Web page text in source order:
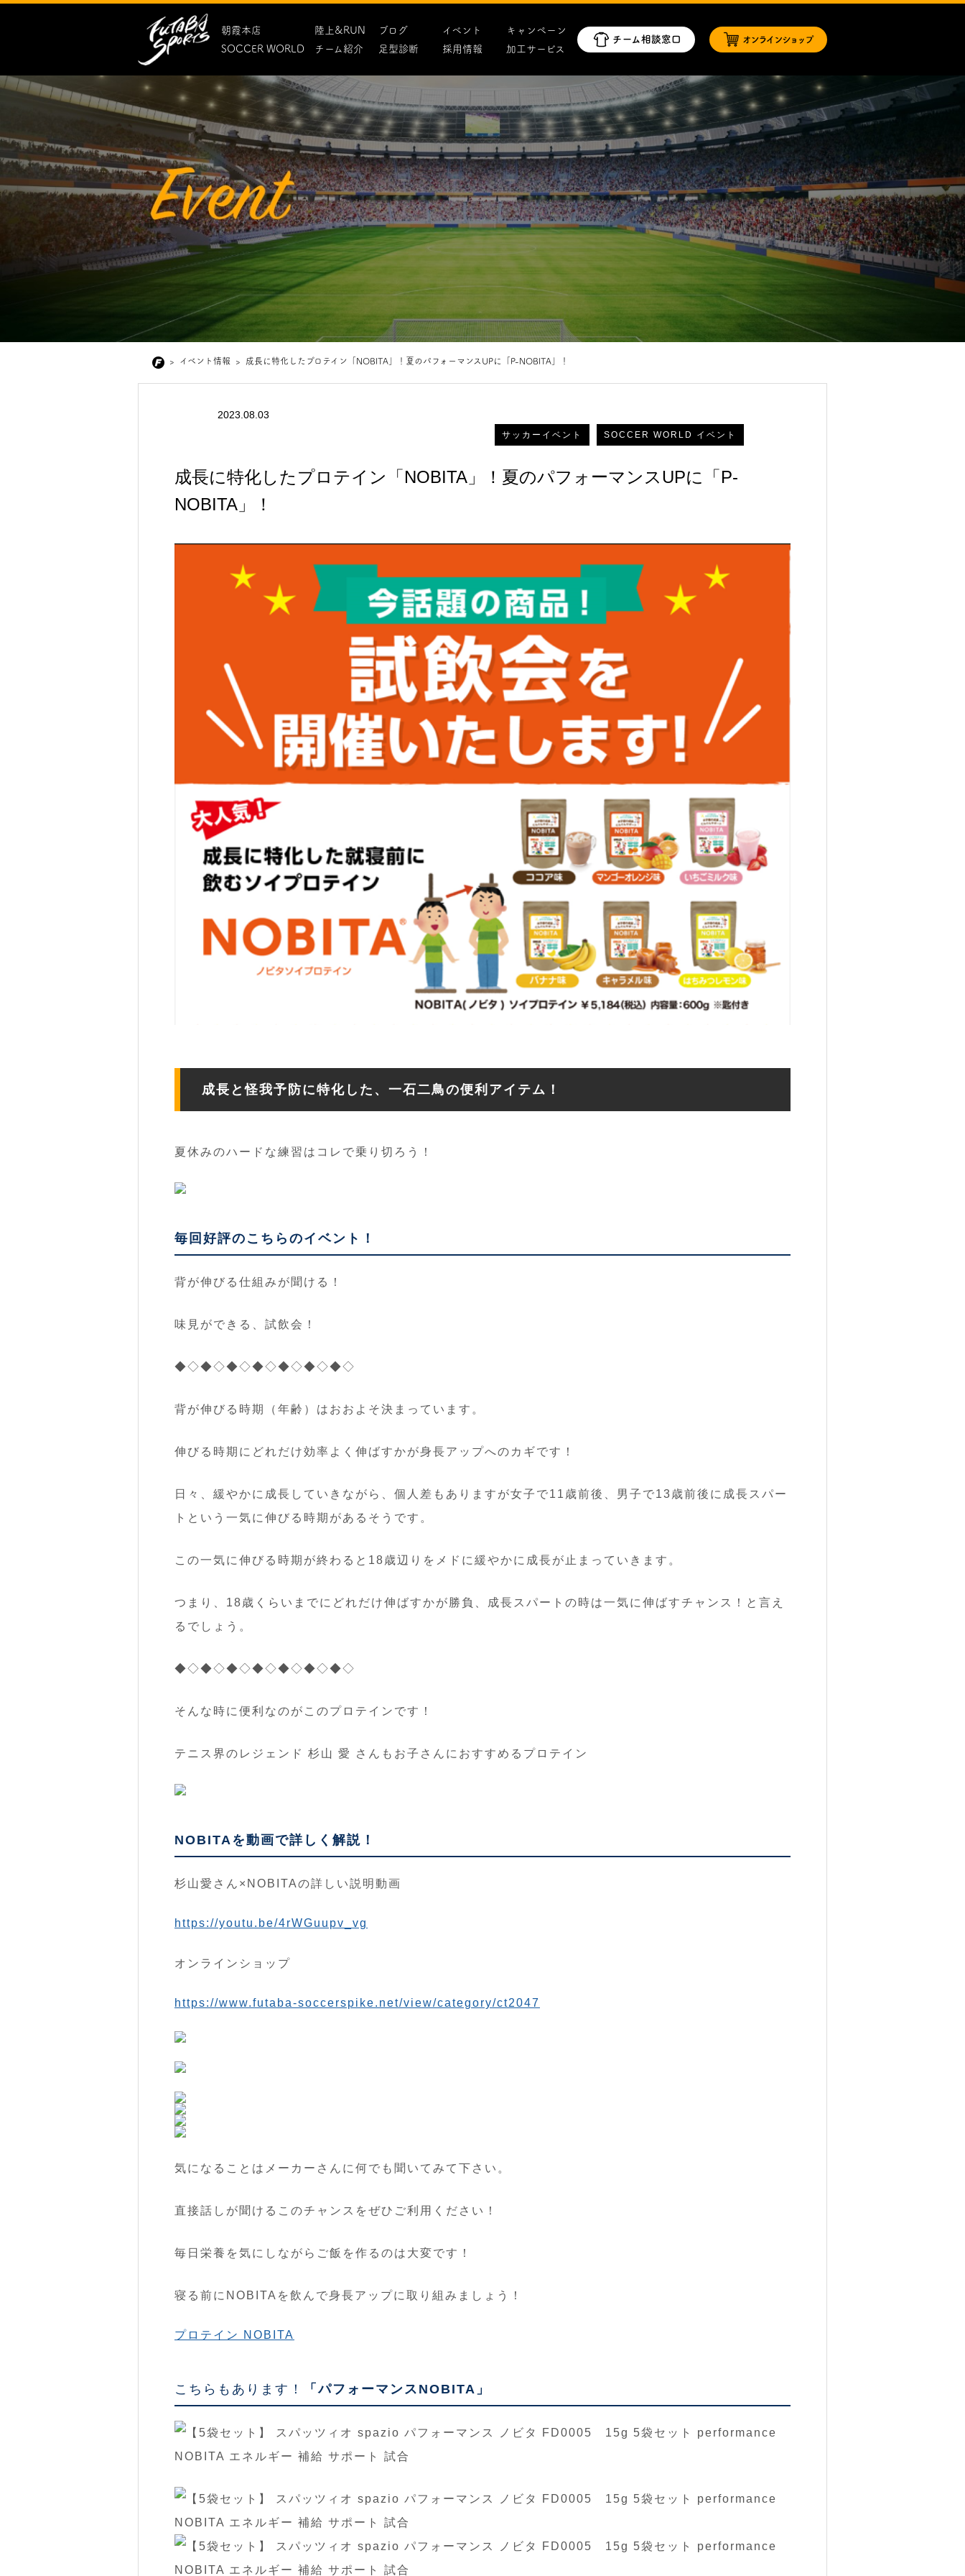
朝霞本店 陸上&RUN ブログ イベント
キャンペーン
SOCCER WORLD
チーム紹介 足型診断 採用情報 加工サービス
> イベント情報 > 成長に特化したプロテイン「NOBITA」！夏のパフォーマンスUPに「P-NOBITA」！
2023.08.03
SOCCER WORLD イベント
サッカーイベント
成長に特化したプロテイン「NOBITA」！夏のパフォーマンスUPに「P-
NOBITA」！
成長と怪我予防に特化した、一石二鳥の便利アイテム！
夏休みのハードな練習はコレで乗り切ろう！
毎回好評のこちらのイベント！
背が伸びる仕組みが聞ける！
味見ができる、試飲会！
◆◇◆◇◆◇◆◇◆◇◆◇◆◇
背が伸びる時期（年齢）はおおよそ決まっています。
伸びる時期にどれだけ効率よく伸ばすかが身長アップへのカギです！
日々、緩やかに成長していきながら、個人差もありますが女子で11歳前後、男子で13歳前後 に 成長スパー
トという一気に伸びる時期 があるそうです。
この一気に伸びる時期が終わると 18歳辺り をメドに緩やかに成長が止まっていきます。
つまり、 18歳くらいまでにどれだけ伸ばすかが勝負 、 成長スパートの時は一気に伸ばすチャンス！
と言え
るでしょう。
◆◇◆◇◆◇◆◇◆◇◆◇◆◇
そんな時に便利なのがこのプロテインです！
テニス界のレジェンド 杉山 愛 さんもお子さんにおすすめるプロテイン
NOBITAを動画で詳しく解説！
杉山愛さん×NOBITAの詳しい説明動画
https://youtu.be/4rWGuupv_vg
オンラインショップ
https://www.futaba-soccerspike.net/view/category/ct2047
気になることはメーカーさんに何でも聞いてみて下さい。
直接話しが聞けるこのチャンスをぜひご利用ください！
毎日栄養を気にしながらご飯を作るのは大変です！
寝る前にNOBITAを飲んで身長アップに取り組みましょう！
プロテイン NOBITA
こちらもあります！ 「パフォーマンスNOBITA」